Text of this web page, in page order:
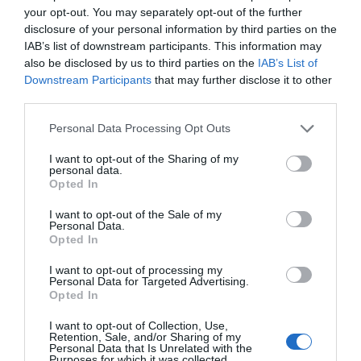
your opt-out. You may separately opt-out of the further
disclosure of your personal information by third parties on the
IAB’s list of downstream participants. This information may
also be disclosed by us to third parties on the IAB’s List of
Downstream Participants that may further disclose it to other
Personal Data Processing Opt Outs
I want to opt-out of the Sharing of my
personal data.
Opted In
I want to opt-out of the Sale of my
Personal Data.
Opted In
I want to opt-out of processing my
Personal Data for Targeted Advertising.
Opted In
I want to opt-out of Collection, Use,
Retention, Sale, and/or Sharing of my
Personal Data that Is Unrelated with the
Ceuta. Nuestra Señora de África:
convertir al musulmán
Eulogio López
emigración es mala
Argumentos